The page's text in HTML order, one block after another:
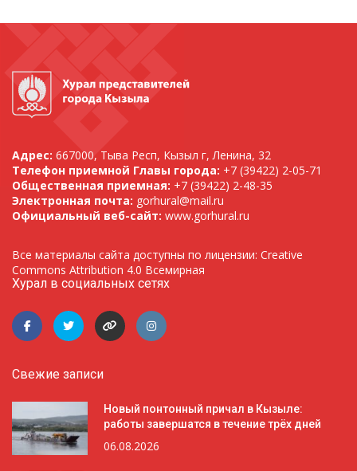
Адрес: 667000, Тыва Респ, Кызыл г, Ленина, 32
Телефон приемной Главы города: +7 (39422) 2-05-71
Общественная приемная: +7 (39422) 2-48-35
Электронная почта: gorhural@mail.ru
Официальный веб-сайт: www.gorhural.ru
Все материалы сайта доступны по лицензии: Creative
Commons Attribution 4.0 Всемирная
Хурал в социальных сетях
Свежие записи
Новый понтонный причал в Кызыле:
работы завершатся в течение трёх дней
06.08.2026